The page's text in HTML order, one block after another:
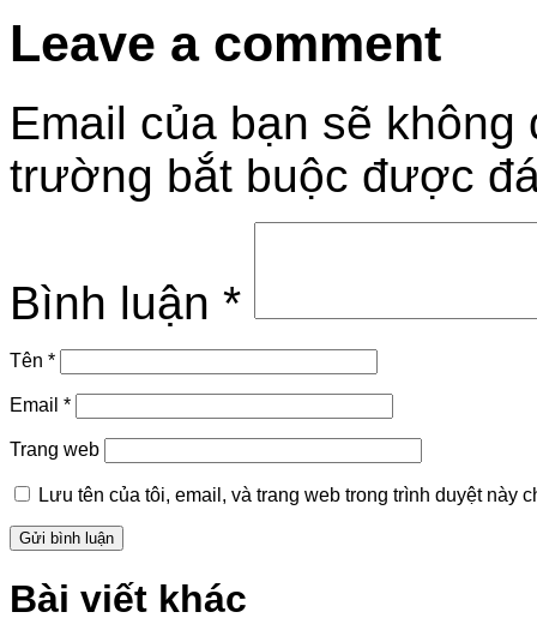
Leave a comment
Email của bạn sẽ
trường bắt buộc được
Bình luận *
Tên *
Email *
Trang web
Lưu tên của tôi, email, và trang web trong trình duyệt này
Bài viết khác